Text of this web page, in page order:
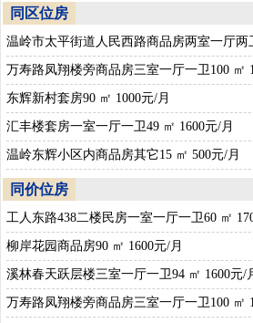
同区位房
温岭市太平街道人民西路商品房两室一厅两
万寿路凤翔楼旁商品房三室一厅一卫100 ㎡
东辉新村套房90 ㎡ 1000元/月
汇丰楼套房一室一厅一卫49 ㎡ 1600元/月
温岭东辉小区内商品房其它15 ㎡ 500元/月
同价位房
工人东路438二楼民房一室一厅一卫60 ㎡
柳岸花园商品房90 ㎡ 1600元/月
溪林春天跃层楼三室一厅一卫94 ㎡ 1600元/
万寿路凤翔楼旁商品房三室一厅一卫100 ㎡